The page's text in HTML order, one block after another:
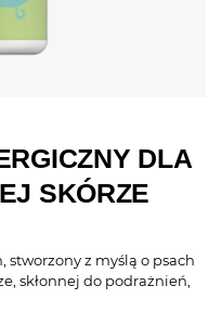
DLA
SKÓRZE
z myślą o psach
skłonnej do podrażnień,